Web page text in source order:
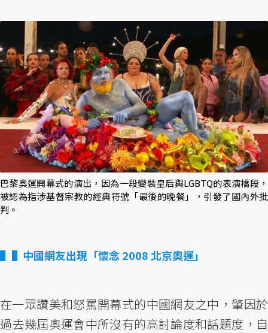
巴黎奧運開幕式的演出，因為一段變裝皇后與LGBTQ的表演橋段，
被認為指涉基督宗教的經典符號「最後的晚餐」，引發了國內外批
判。
▌中國網友出現「懷念 2008 北京奧運」
在一眾讚美和怒罵開幕式的中國網友之中，肇因於
過去幾屆奧運會中所沒有的高討論度和話題度，自